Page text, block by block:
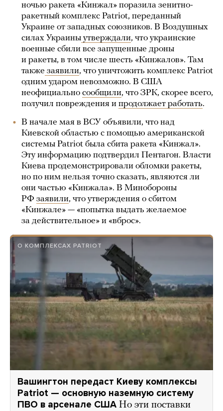
ночью ракета «Кинжал» поразила зенитно-
ракетный комплекс Patriot, переданный
Украине от западных союзников. В Воздушных
силах Украины утверждали, что украинские
военные сбили все запущенные дроны
и ракеты, в том числе шесть «Кинжалов». Там
также заявили, что уничтожить комплекс Patriot
одним ударом невозможно. В США
неофициально сообщили, что ЗРК, скорее всего,
получил повреждения и продолжает работать.
В начале мая в ВСУ объявили, что над
Киевской областью с помощью американской
системы Patriot была сбита ракета «Кинжал».
Эту информацию подтвердил Пентагон. Власти
Киева продемонстрировали обломки ракеты,
но по ним нельзя точно сказать, являются ли
они частью «Кинжала». В Минобороны
РФ заявили, что утверждения о сбитом
«Кинжале» — «попытка выдать желаемое
за действительное» и «вброс».
О КОМПЛЕКСАХ PATRIOT
Вашингтон передаст Киеву комплексы
Patriot — основную наземную систему
ПВО в арсенале США Но эти поставки